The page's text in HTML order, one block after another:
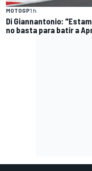
MOTOGP1 h
Di Giannantonio:
no basta para batir a